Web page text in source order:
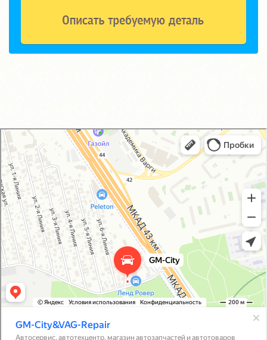
GM-City&VAG-Repair
Автосервис, автотехцентр в Москве
Магазин автозапчастей и автотоваров в Москве